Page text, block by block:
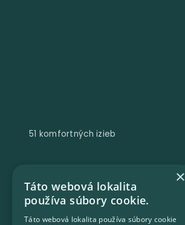
51 komfortných izieb
×
Táto webová lokalita
používa súbory cookie.
Táto webová lokalita používa súbory cookie